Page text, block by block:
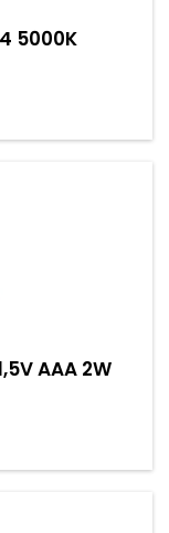
5000K
AAA 2W